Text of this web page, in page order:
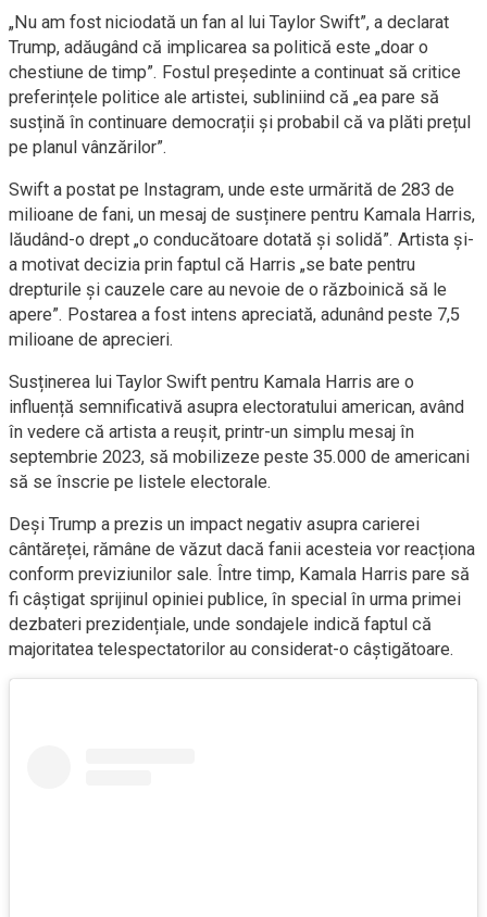
„Nu am fost niciodată un fan al lui Taylor Swift”, a declarat
Trump, adăugând că implicarea sa politică este „doar o
chestiune de timp”. Fostul președinte a continuat să critice
preferințele politice ale artistei, subliniind că „ea pare să
susțină în continuare democrații și probabil că va plăti prețul
pe planul vânzărilor”.
Swift a postat pe Instagram, unde este urmărită de 283 de
milioane de fani, un mesaj de susținere pentru Kamala Harris,
lăudând-o drept „o conducătoare dotată și solidă”. Artista și-
a motivat decizia prin faptul că Harris „se bate pentru
drepturile și cauzele care au nevoie de o războinică să le
apere”. Postarea a fost intens apreciată, adunând peste 7,5
milioane de aprecieri.
Susținerea lui Taylor Swift pentru Kamala Harris are o
influență semnificativă asupra electoratului american, având
în vedere că artista a reușit, printr-un simplu mesaj în
septembrie 2023, să mobilizeze peste 35.000 de americani
să se înscrie pe listele electorale.
Deși Trump a prezis un impact negativ asupra carierei
cântăreței, rămâne de văzut dacă fanii acesteia vor reacționa
conform previziunilor sale. Între timp, Kamala Harris pare să
fi câștigat sprijinul opiniei publice, în special în urma primei
dezbateri prezidențiale, unde sondajele indică faptul că
majoritatea telespectatorilor au considerat-o câștigătoare.